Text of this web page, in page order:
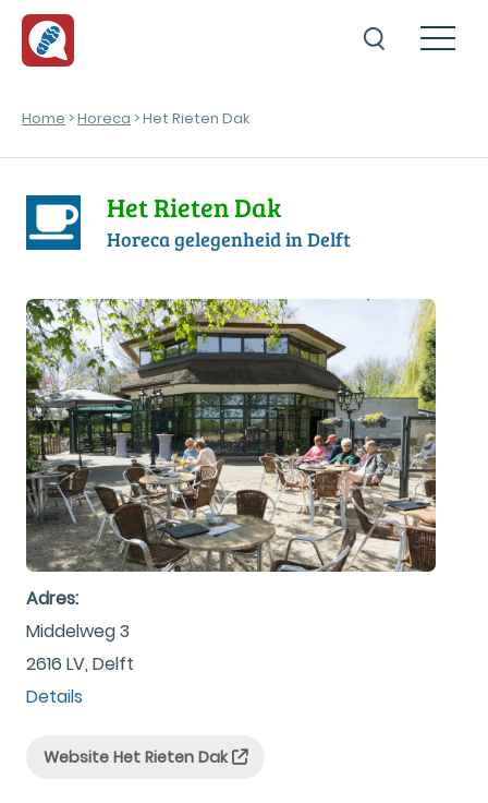
Home >Horeca > Het Rieten Dak
Het Rieten Dak
Horeca gelegenheid in Delft
Adres:
Middelweg 3
2616 LV, Delft
Details
Website Het Rieten Dak